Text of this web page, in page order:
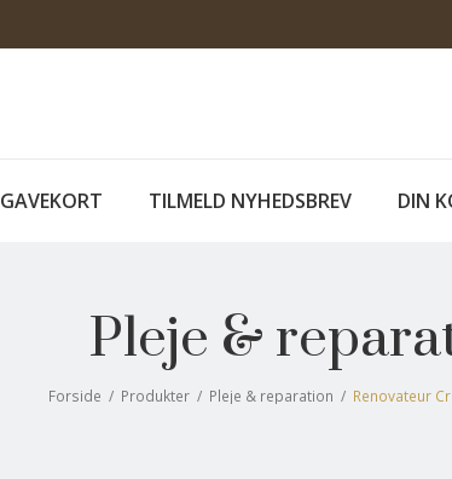
GAVEKORT TILMELD NYHEDSBREV DIN
Pleje &
Forside / Produkter / Pleje & reparation / Renovateur